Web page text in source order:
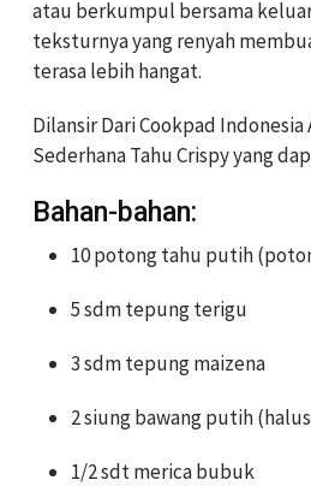
atau berkumpul bersama
teksturnya yang renyah
terasa lebih hangat.
Dilansir Dari Cookpad Indonesia
Sederhana Tahu Crispy yang
Bahan-bahan:
10 potong tahu putih
5 sdm tepung terigu
3 sdm tepung maizena
2 siung bawang putih
1/2 sdt merica bubuk